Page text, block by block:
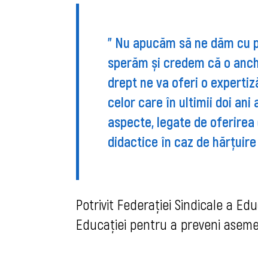
" Nu apucăm să ne dăm
sperăm și credem că o
drept ne va oferi o
celor care în ultimii doi ani
aspecte, legate de
didactice în caz de
Potrivit Federaţiei Sindicale a
Educaţiei pentru a preveni